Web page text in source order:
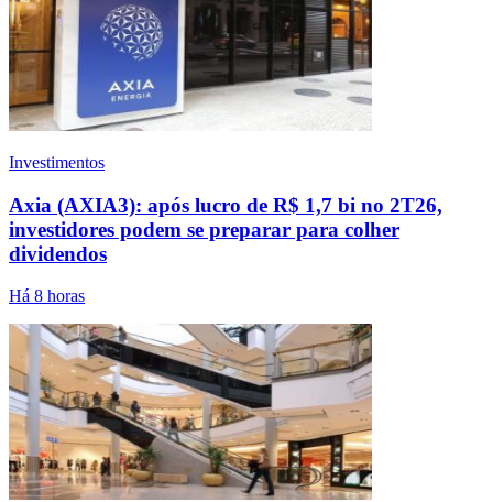
Investimentos
Axia (AXIA3): após lucro de R$ 1,7 bi no 2T26,
investidores podem se preparar para colher
dividendos
Há 8 horas